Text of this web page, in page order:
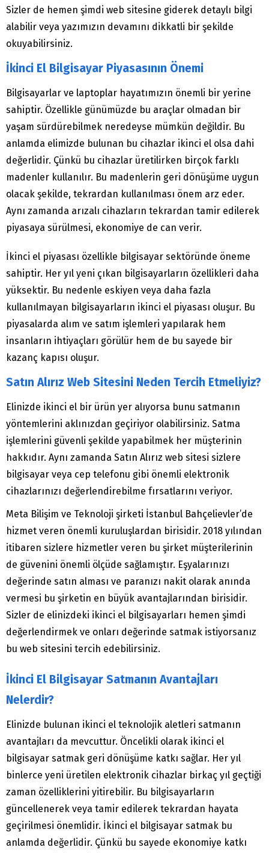
Sizler de hemen şimdi web sitesine giderek detaylı bilgi
alabilir veya yazımızın devamını dikkatli bir şekilde
okuyabilirsiniz.
İkinci El Bilgisayar Piyasasının Önemi
Bilgisayarlar ve laptoplar hayatımızın önemli bir yerine
sahiptir. Özellikle günümüzde bu araçlar olmadan bir
yaşam sürdürebilmek neredeyse mümkün değildir. Bu
anlamda elimizde bulunan bu cihazlar ikinci el olsa dahi
değerlidir. Çünkü bu cihazlar üretilirken birçok farklı
madenler kullanılır. Bu madenlerin geri dönüşüme uygun
olacak şekilde, tekrardan kullanılması önem arz eder.
Aynı zamanda arızalı cihazların tekrardan tamir edilerek
piyasaya sürülmesi, ekonomiye de can verir.
İkinci el piyasası özellikle bilgisayar sektöründe öneme
sahiptir. Her yıl yeni çıkan bilgisayarların özellikleri daha
yüksektir. Bu nedenle eskiyen veya daha fazla
kullanılmayan bilgisayarların ikinci el piyasası oluşur. Bu
piyasalarda alım ve satım işlemleri yapılarak hem
insanların ihtiyaçları görülür hem de bu sayede bir
kazanç kapısı oluşur.
Satın Alırız Web Sitesini Neden Tercih Etmeliyiz?
Elinizde ikinci el bir ürün yer alıyorsa bunu satmanın
yöntemlerini aklınızdan geçiriyor olabilirsiniz. Satma
işlemlerini güvenli şekilde yapabilmek her müşterinin
hakkıdır. Aynı zamanda Satın Alırız web sitesi sizlere
bilgisayar veya cep telefonu gibi önemli elektronik
cihazlarınızı değerlendirebilme fırsatlarını veriyor.
Meta Bilişim ve Teknoloji şirketi İstanbul Bahçelievler’de
hizmet veren önemli kuruluşlardan birisidir. 2018 yılından
itibaren sizlere hizmetler veren bu şirket müşterilerinin
de güvenini önemli ölçüde sağlamıştır. Eşyalarınızı
değerinde satın alması ve paranızı nakit olarak anında
vermesi bu şirketin en büyük avantajlarından birisidir.
Sizler de elinizdeki ikinci el bilgisayarları hemen şimdi
değerlendirmek ve onları değerinde satmak istiyorsanız
bu web sitesini tercih edebilirsiniz.
İkinci El Bilgisayar Satmanın Avantajları
Nelerdir?
Elinizde bulunan ikinci el teknolojik aletleri satmanın
avantajları da mevcuttur. Öncelikli olarak ikinci el
bilgisayar satmak geri dönüşüme katkı sağlar. Her yıl
binlerce yeni üretilen elektronik cihazlar birkaç yıl geçtiği
zaman özelliklerini yitirebilir. Bu bilgisayarların
güncellenerek veya tamir edilerek tekrardan hayata
geçirilmesi önemlidir. İkinci el bilgisayar satmak bu
anlamda değerlidir. Çünkü bu sayede ekonomiye katkı